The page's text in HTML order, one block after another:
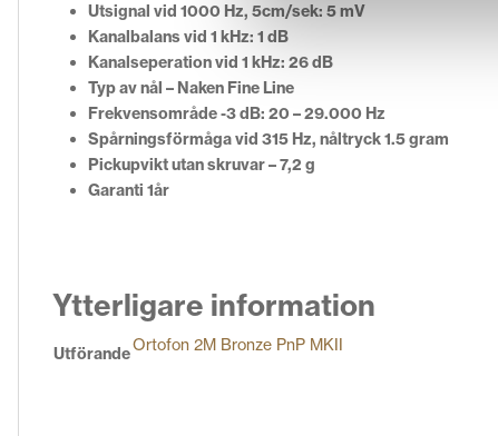
Utsignal vid 1000 Hz, 5cm/sek: 5 mV
Kanalbalans vid 1 kHz: 1 dB
Kanalseperation vid 1 kHz: 26 dB
Typ av nål – Naken Fine Line
Frekvensområde -3 dB: 20 – 29.000 Hz
Spårningsförmåga vid 315 Hz, nåltryck 1.5 gram
Pickupvikt utan skruvar – 7,2 g
Garanti 1år
Ytterligare information
UtförandeOrtofon 2M Bronze PnP MKII